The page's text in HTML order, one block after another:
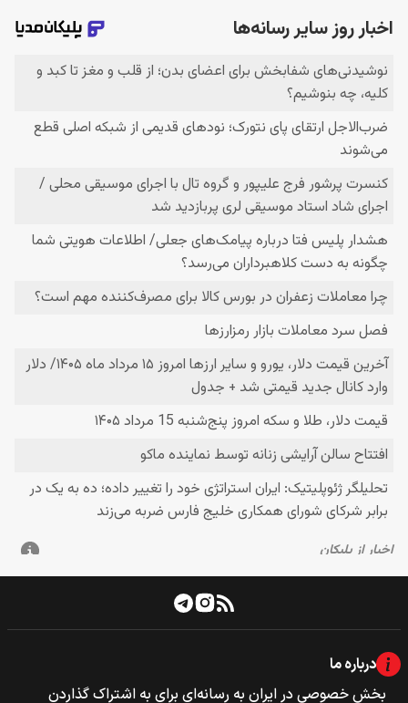
درباره ما
بخش خصوصی‌‌ در ایران به رسانه‌ای برای به اشتراک گذاردن